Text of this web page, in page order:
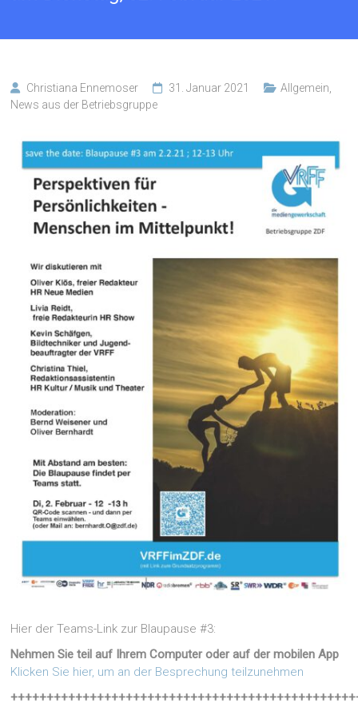
Christiana Ennemoser 31. Januar 2021 Allgemein
News aus der Betriebsgruppe
Hier der Teams-Link zur Blaupause #3:
Nehmen Sie teil auf Ihrem Computer oder auf der mobilen App
Klicken Sie hier, um an der Besprechung teilzunehmen